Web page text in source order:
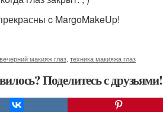
c MargoMakeUp!
вечерний макияж глаз техника макияжа глаз
Поделитесь с друзьями!